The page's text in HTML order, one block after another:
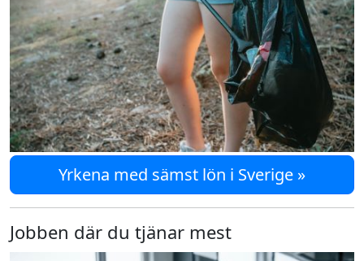
Yrkena med sämst lön i Sverige »
Jobben där du tjänar mest